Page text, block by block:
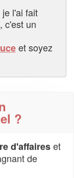
l'ai fait
c'est un
et soyez
?
d'affaireset
de